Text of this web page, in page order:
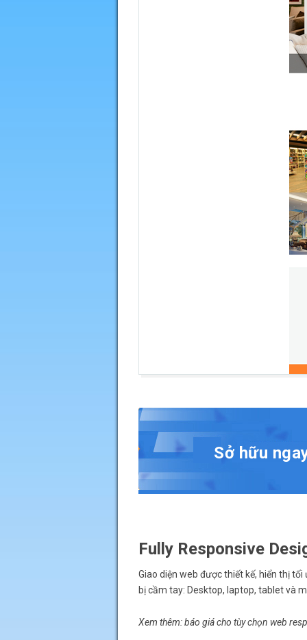
Sở hữu
Fully Responsive
Giao diện web được thiết kế, hiển thị
bị cầm tay: Desktop, laptop, tablet và
Xem thêm: báo giá cho tùy chọn web